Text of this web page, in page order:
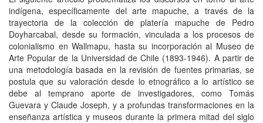
indígena, específicamente del arte mapuche, a través de la
trayectoria de la colección de platería mapuche de Pedro
Doyharcabal, desde su formación, vinculada a los procesos de
colonialismo en Wallmapu, hasta su incorporación al Museo de
Arte Popular de la Universidad de Chile (1893-1946). A partir de
una metodología basada en la revisión de fuentes primarias, se
postula que su valoración desde lo etnográfico a lo artístico se
debe al temprano aporte de investigadores, como Tomás
Guevara y Claude Joseph, y a profundas transformaciones en la
enseñanza artística y museos durante la primera mitad del siglo